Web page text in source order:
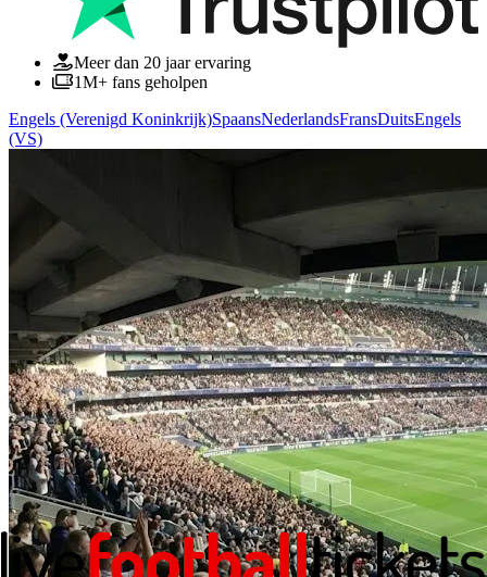
Meer dan 20 jaar ervaring
1M+ fans geholpen
Engels (Verenigd Koninkrijk)SpaansNederlandsFransDuitsEngels
(VS)